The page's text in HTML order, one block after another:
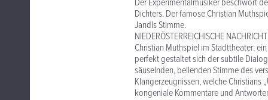
Der Experimentalmusiker beschwört
Dichters. Der famose Christian
Jandls Stimme.
NIEDERÖSTERREICHISCHE
Christian Muthspiel im Stadttheater:
perfekt gestaltet sich der subtile
säuselnden, bellenden Stimme des
Klangerzeugnissen, welche Christians
kongeniale Kommentare und